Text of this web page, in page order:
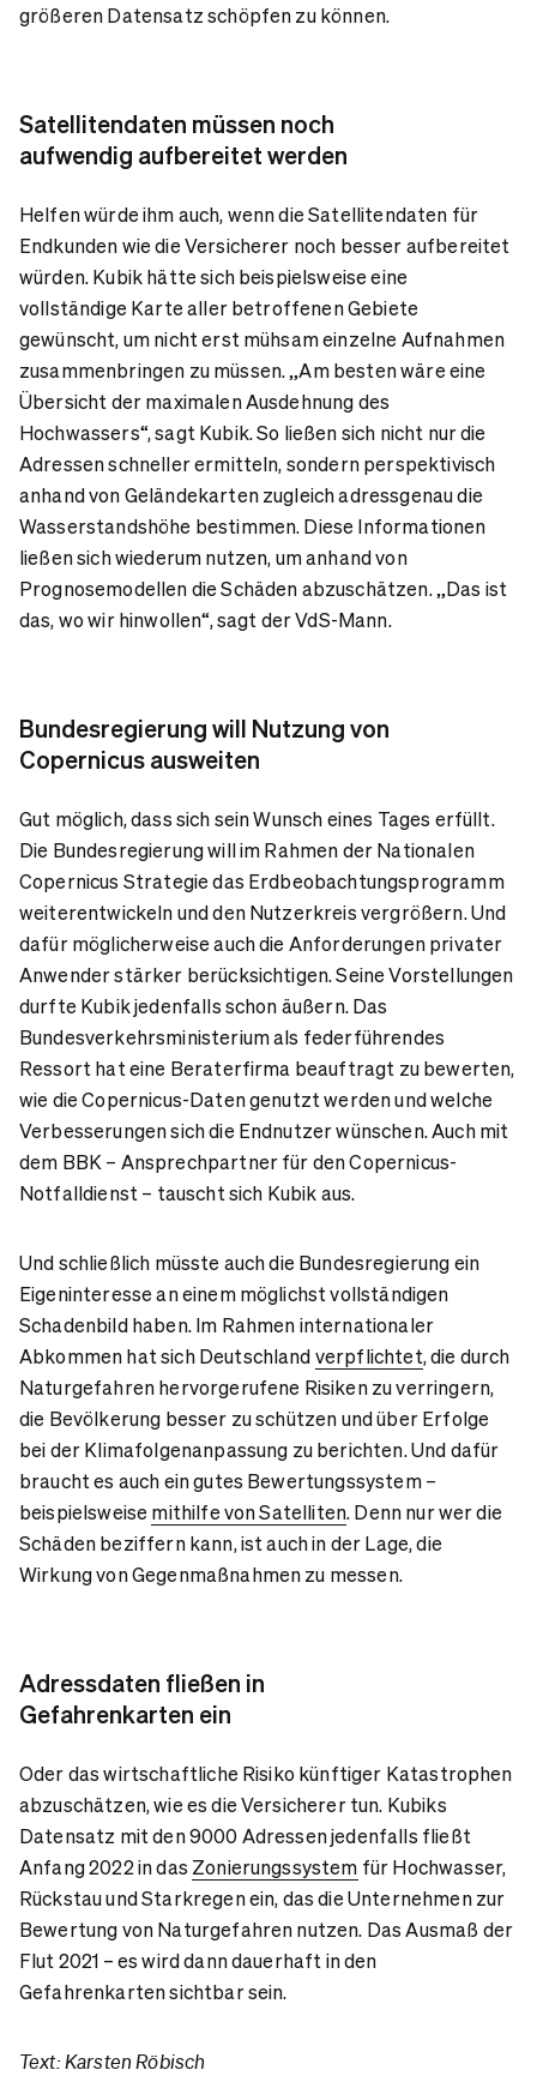
größeren Datensatz schöpfen zu können.
Satellitendaten müssen noch
aufwendig aufbereitet werden
Helfen würde ihm auch, wenn die Satellitendaten für
Endkunden wie die Versicherer noch besser aufbereitet
würden. Kubik hätte sich beispielsweise eine
vollständige Karte aller betroffenen Gebiete
gewünscht, um nicht erst mühsam einzelne Aufnahmen
zusammenbringen zu müssen. „Am besten wäre eine
Übersicht der maximalen Ausdehnung des
Hochwassers“, sagt Kubik. So ließen sich nicht nur die
Adressen schneller ermitteln, sondern perspektivisch
anhand von Geländekarten zugleich adressgenau die
Wasserstandshöhe bestimmen. Diese Informationen
ließen sich wiederum nutzen, um anhand von
Prognosemodellen die Schäden abzuschätzen. „Das ist
das, wo wir hinwollen“, sagt der VdS-Mann.
Bundesregierung will Nutzung von
Copernicus ausweiten
Gut möglich, dass sich sein Wunsch eines Tages erfüllt.
Die Bundesregierung will im Rahmen der Nationalen
Copernicus Strategie das Erdbeobachtungsprogramm
weiterentwickeln und den Nutzerkreis vergrößern. Und
dafür möglicherweise auch die Anforderungen privater
Anwender stärker berücksichtigen. Seine Vorstellungen
durfte Kubik jedenfalls schon äußern. Das
Bundesverkehrsministerium als federführendes
Ressort hat eine Beraterfirma beauftragt zu bewerten,
wie die Copernicus-Daten genutzt werden und welche
Verbesserungen sich die Endnutzer wünschen. Auch mit
dem BBK – Ansprechpartner für den Copernicus-
Notfalldienst – tauscht sich Kubik aus.
Und schließlich müsste auch die Bundesregierung ein
Eigeninteresse an einem möglichst vollständigen
Schadenbild haben. Im Rahmen internationaler
Abkommen hat sich Deutschlandverpflichtet, die durch
Naturgefahren hervorgerufene Risiken zu verringern,
die Bevölkerung besser zu schützen und über Erfolge
bei der Klimafolgenanpassung zu berichten. Und dafür
braucht es auch ein gutes Bewertungssystem –
beispielsweise mithilfe von Satelliten. Denn nur wer die
Schäden beziffern kann, ist auch in der Lage, die
Wirkung von Gegenmaßnahmen zu messen.
Adressdaten fließen in
Gefahrenkarten ein
Oder das wirtschaftliche Risiko künftiger Katastrophen
abzuschätzen, wie es die Versicherer tun. Kubiks
Datensatz mit den 9000 Adressen jedenfalls fließt
Anfang 2022 in das Zonierungssystem für Hochwasser,
Rückstau und Starkregen ein, das die Unternehmen zur
Bewertung von Naturgefahren nutzen. Das Ausmaß der
Flut 2021 – es wird dann dauerhaft in den
Gefahrenkarten sichtbar sein.
Text: Karsten Röbisch